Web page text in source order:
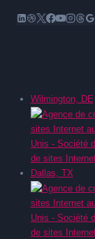
Wilmington, DE
Dallas, TX